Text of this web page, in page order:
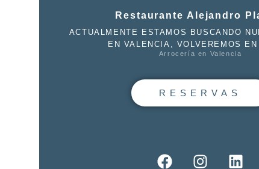
Restaurante Alejandro
ACTUALMENTE ESTAMOS BUSCANDO
EN VALENCIA, VOLVEREMOS
Arrocería en Valencia
RESERVAS